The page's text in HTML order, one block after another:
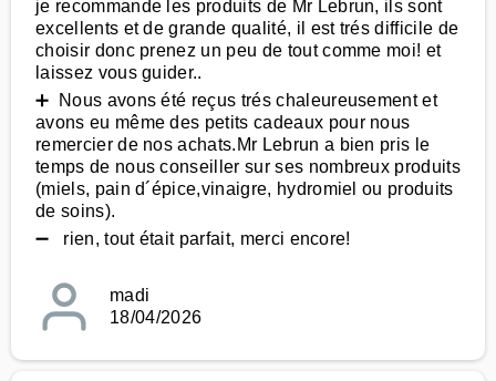
je recommande les produits de Mr Lebrun, ils sont
excellents et de grande qualité, il est trés difficile de
choisir donc prenez un peu de tout comme moi! et
laissez vous guider..
➕ Nous avons été reçus trés chaleureusement et
avons eu même des petits cadeaux pour nous
remercier de nos achats.Mr Lebrun a bien pris le
temps de nous conseiller sur ses nombreux produits
(miels, pain d´épice,vinaigre, hydromiel ou produits
de soins).
➖ rien, tout était parfait, merci encore!
madi
18/04/2026